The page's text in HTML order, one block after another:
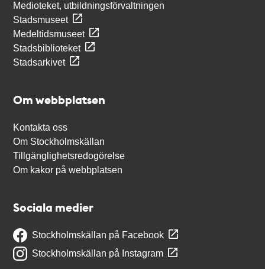
Medioteket, utbildningsförvaltningen
Stadsmuseet
Medeltidsmuseet
Stadsbiblioteket
Stadsarkivet
Om webbplatsen
Kontakta oss
Om Stockholmskällan
Tillgänglighetsredogörelse
Om kakor på webbplatsen
Sociala medier
Stockholmskällan på Facebook
Stockholmskällan på Instagram